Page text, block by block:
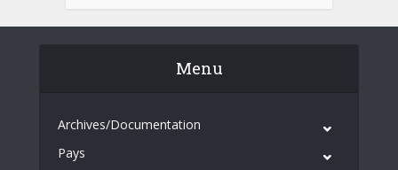
Menu
Archives/Documentation
Pays